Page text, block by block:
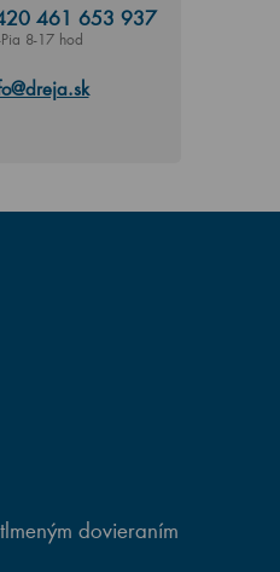
461 653 937
Pia 8-17 hod
dovieraním